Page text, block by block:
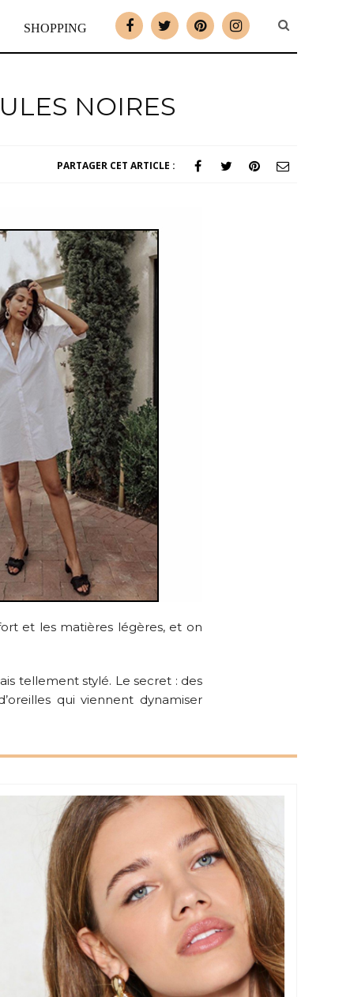
SHOPPING
NOIRES
PARTAGER CET ARTICLE :
et les matières légères, et on
tellement stylé. Le secret : des
qui viennent dynamiser